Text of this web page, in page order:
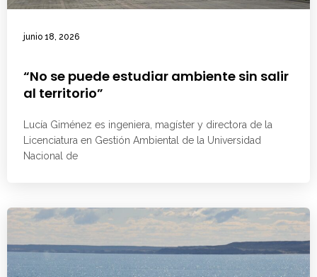
junio 18, 2026
“No se puede estudiar ambiente sin salir
al territorio”
Lucía Giménez es ingeniera, magíster y directora de la
Licenciatura en Gestión Ambiental de la Universidad
Nacional de